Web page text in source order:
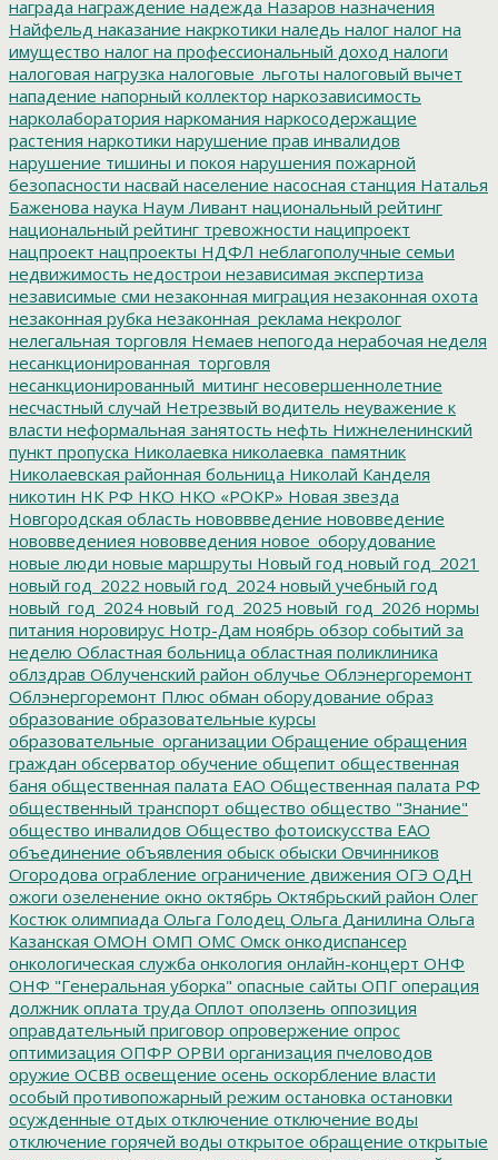
награда награждение надежда Назаров назначения
Найфельд наказание накркотики наледь налог налог на
имущество налог на профессиональный доход налоги
налоговая нагрузка налоговые_льготы налоговый вычет
нападение напорный коллектор наркозависимость
нарколаборатория наркомания наркосодержащие
растения наркотики нарушение прав инвалидов
нарушение тишины и покоя нарушения пожарной
безопасности насвай население насосная станция Наталья
Баженова наука Наум Ливант национальный рейтинг
национальный рейтинг тревожности наципроект
нацпроект нацпроекты НДФЛ неблагополучные семьи
недвижимость недострои независимая экспертиза
независимые сми незаконная миграция незаконная охота
незаконная рубка незаконная_реклама некролог
нелегальная торговля Немаев непогода нерабочая неделя
несанкционированная_торговля
несанкционированный_митинг несовершеннолетние
несчастный случай Нетрезвый водитель неуважение к
власти неформальная занятость нефть Нижнеленинский
пункт пропуска Николаевка николаевка_памятник
Николаевская районная больница Николай Канделя
никотин НК РФ НКО НКО «РОКР» Новая звезда
Новгородская область нововвведение нововведение
нововведениея нововведения новое_оборудование
новые люди новые маршруты Новый год новый год_2021
новый год_2022 новый год_2024 новый учебный год
новый_год_2024 новый_год_2025 новый_год_2026 нормы
питания норовирус Нотр-Дам ноябрь обзор событий за
неделю Областная больница областная поликлиника
облздрав Облученский район облучье Облэнергоремонт
Облэнергоремонт Плюс обман оборудование образ
образование образовательные курсы
образовательные_организации Обращение обращения
граждан обсерватор обучение общепит общественная
баня общественная палата ЕАО Общественная палата РФ
общественный транспорт общество общество "Знание"
общество инвалидов Общество фотоискусства ЕАО
объединение объявления обыск обыски Овчинников
Огородова ограбление ограничение движения ОГЭ ОДН
ожоги озеленение окно октябрь Октябрьский район Олег
Костюк олимпиада Ольга Голодец Ольга Данилина Ольга
Казанская ОМОН ОМП ОМС Омск онкодиспансер
онкологическая служба онкология онлайн-концерт ОНФ
ОНФ "Генеральная уборка" опасные сайты ОПГ операция
должник оплата труда Оплот оползень оппозиция
оправдательный приговор опровержение опрос
оптимизация ОПФР ОРВИ организация пчеловодов
оружие ОСВВ освещение осень оскорбление власти
особый противопожарный режим остановка остановки
осужденные отдых отключение отключение воды
отключение горячей воды открытое обращение открытые